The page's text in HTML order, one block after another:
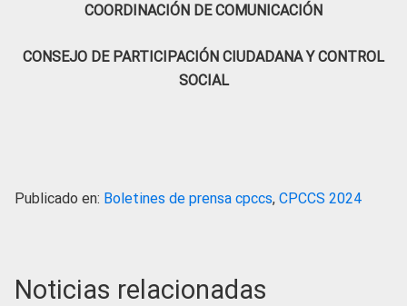
COORDINACIÓN DE COMUNICACIÓN
CONSEJO DE PARTICIPACIÓN CIUDADANA Y CONTROL
SOCIAL
Publicado en: Boletines de prensa cpccs, CPCCS 2024
Noticias relacionadas